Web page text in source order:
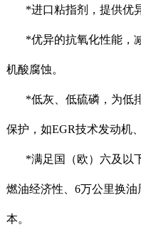
*进口粘指剂，提供优
*优异的抗氧化性能，
机酸腐蚀。
*低灰、低硫磷，为低
保护，如EGR技术发动机
*满足国（欧）六及以
燃油经济性、6万公里换
本。